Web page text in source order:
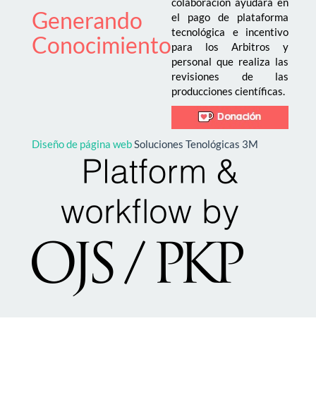
Generando
Conocimiento
el pago de plataforma
tecnológica e incentivo
para los Arbitros y
personal que realiza las
revisiones de las
producciones científicas.
Diseño de página webSoluciones Tenológicas 3M